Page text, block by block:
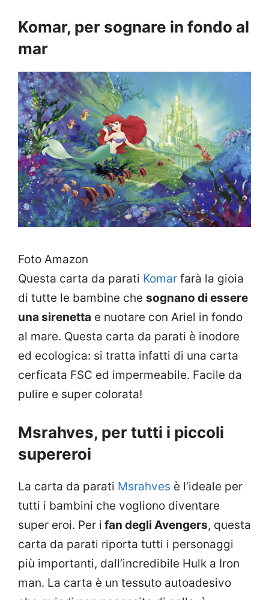
Komar, per sognare in fondo al
mar
Foto Amazon
Questa carta da parati Komar farà la gioia
di tutte le bambine che sognano di essere
una sirenetta e nuotare con Ariel in fondo
al mare. Questa carta da parati è inodore
ed ecologica: si tratta infatti di una carta
cerficata FSC ed impermeabile. Facile da
pulire e super colorata!
Msrahves, per tutti i piccoli
supereroi
La carta da parati Msrahves è l’ideale per
tutti i bambini che vogliono diventare
super eroi. Per i fan degli Avengers, questa
carta da parati riporta tutti i personaggi
più importanti, dall’incredibile Hulk a Iron
man. La carta è un tessuto autoadesivo